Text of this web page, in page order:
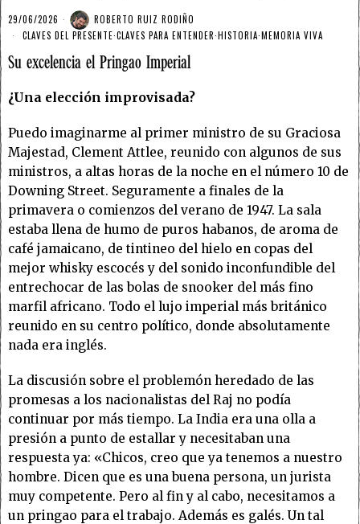
29/06/2026
ROBERTO RUIZ RODIÑO
CLAVES DEL PRESENTE·CLAVES PARA ENTENDER·HISTORIA·MEMORIA VIVA
Su excelencia el Pringao Imperial
¿Una elección improvisada?
Puedo imaginarme al primer ministro de su Graciosa
Majestad, Clement Attlee, reunido con algunos de sus
ministros, a altas horas de la noche en el número 10 de
Downing Street. Seguramente a finales de la
primavera o comienzos del verano de 1947. La sala
estaba llena de humo de puros habanos, de aroma de
café jamaicano, de tintineo del hielo en copas del
mejor whisky escocés y del sonido inconfundible del
entrechocar de las bolas de snooker del más fino
marfil africano. Todo el lujo imperial más británico
reunido en su centro político, donde absolutamente
nada era inglés.
La discusión sobre el problemón heredado de las
promesas a los nacionalistas del Raj no podía
continuar por más tiempo. La India era una olla a
presión a punto de estallar y necesitaban una
respuesta ya: «Chicos, creo que ya tenemos a nuestro
hombre. Dicen que es una buena persona, un jurista
muy competente. Pero al fin y al cabo, necesitamos a
un pringao para el trabajo. Además es galés. Un tal